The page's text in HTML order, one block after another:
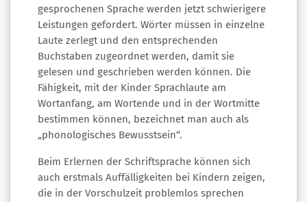
gesprochenen Sprache werden jetzt schwierigere
Leistungen gefordert. Wörter müssen in einzelne
Laute zerlegt und den entsprechenden
Buchstaben zugeordnet werden, damit sie
gelesen und geschrieben werden können. Die
Fähigkeit, mit der Kinder Sprachlaute am
Wortanfang, am Wortende und in der Wortmitte
bestimmen können, bezeichnet man auch als
„phonologisches Bewusstsein“.
Beim Erlernen der Schriftsprache können sich
auch erstmals Auffälligkeiten bei Kindern zeigen,
die in der Vorschulzeit problemlos sprechen